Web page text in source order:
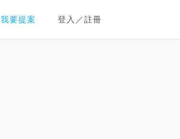
我要提案 登入／註冊